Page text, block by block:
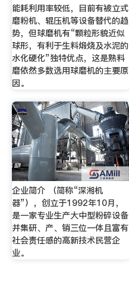
能耗利用率较低，目前有被立式
磨粉机、辊压机等设备替代的趋
势，但球磨机有“颗粒形貌近似
球形，有利于生料煅烧及水泥的
水化硬化”独特优点，这是熟料
磨依然多数选用球磨机的主要原
因。
企业简介 （简称“深湘机
器”），创立于1992年10月，
是一家专业生产大中型粉碎设备
并集研、产、销三位一体且富有
社会责任感的高新技术民营企
业。